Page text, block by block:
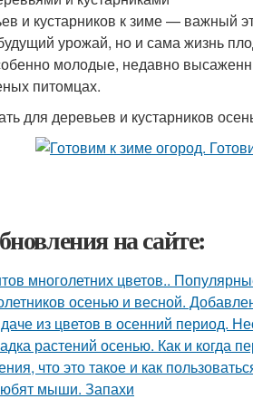
и кустарников к зиме — важный
урожай, но и сама жизнь
молодые, недавно
питомцах.
для деревьев и кустарников
на сайте:
многолетних цветов..
осенью и весной.
из цветов в осенний период.
растений осенью. Как и когда
что это такое и как
мыши. Запахи